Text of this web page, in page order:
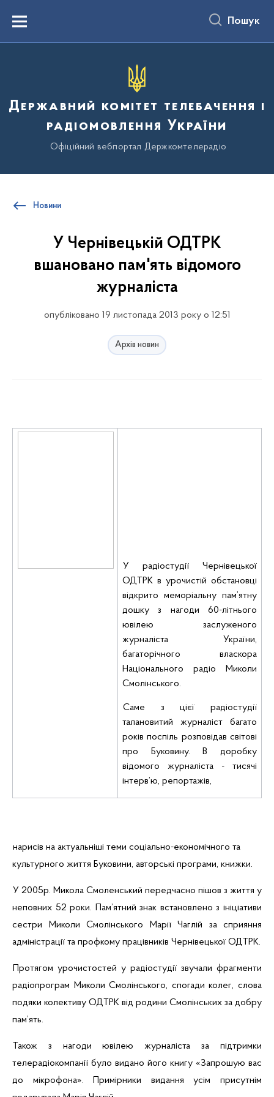
вмістуMenu Пошук
Державний комітет телебачення і
радіомовлення України
Офіційний вебпортал Держкомтелерадіо
Новини
У Чернівецькій ОДТРК
вшановано пам'ять відомого
журналіста
опубліковано 19 листопада 2013 року о 12:51
Архів новин
У радіостудії Чернівецької
ОДТРК в урочистій обстановці
відкрито меморіальну пам’ятну
дошку з нагоди 60-літнього
ювілею заслуженого
журналіста України,
багаторічного власкора
Національного радіо Миколи
Смолінського.
Саме з цієї радіостудії
талановитий журналіст багато
років поспіль розповідав світові
про Буковину. В доробку
відомого журналіста - тисячі
інтерв’ю, репортажів,
нарисів на актуальніші теми соціально-економічного та
культурного життя Буковини, авторські програми, книжки.
У 2005р. Микола Смоленський передчасно пішов з життя у
неповних 52 роки. Пам’ятний знак встановлено з ініціативи
сестри Миколи Смолінського Марії Чаглій за сприяння
адміністрації та профкому працівників Чернівецької ОДТРК.
Протягом урочистостей у радіостудії звучали фрагменти
радіопрограм МиколиСмолінського, спогади колег, слова
подяки колективу ОДТРК від родини Смолінських за добру
пам’ять.
Також з нагоди ювілею журналіста за підтримки
телерадіокомпанії було видано його книгу «Запрошую вас
до мікрофона». Примірники видання усім присутнім